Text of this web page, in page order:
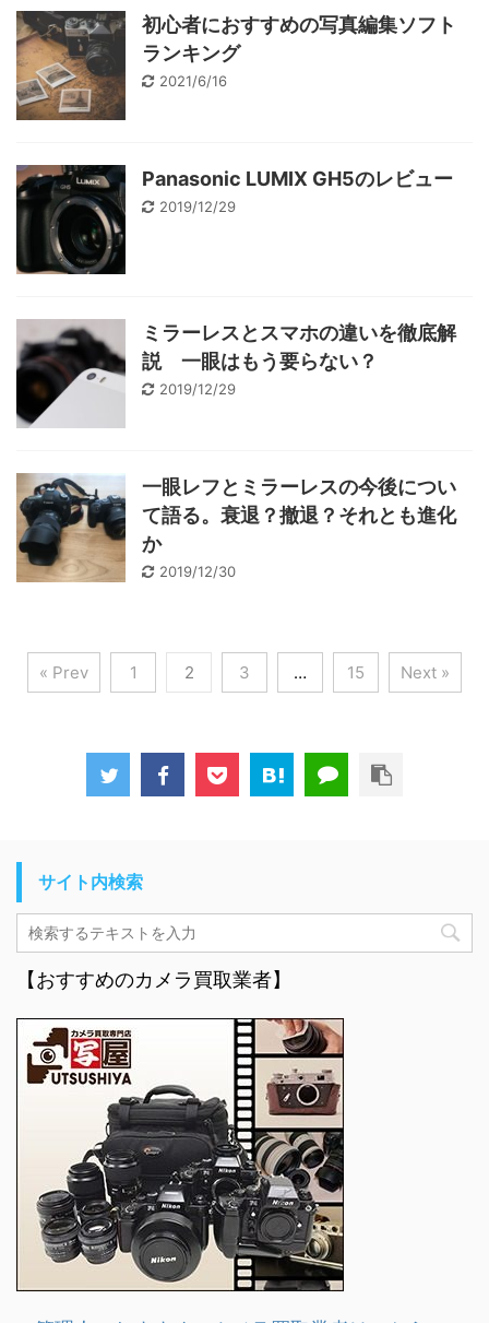
初心者におすすめの写真編集ソフト
ランキング
2021/6/16
Panasonic LUMIX GH5のレビュー
2019/12/29
ミラーレスとスマホの違いを徹底解
説 一眼はもう要らない？
2019/12/29
一眼レフとミラーレスの今後につい
て語る。衰退？撤退？それとも進化
か
2019/12/30
« Prev 1 2 3 … 15 Next »
サイト内検索
【おすすめのカメラ買取業者】